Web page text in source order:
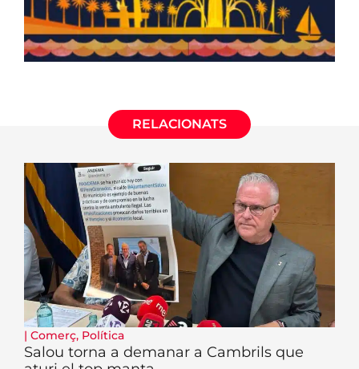
RELACIONATS
| Comerç, Política
Salou torna a demanar a Cambrils que